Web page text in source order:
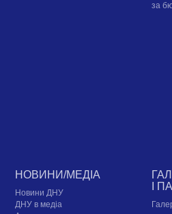
за
НОВИНИ/МЕДІА
Новини ДНУ
ДНУ в медіа
І